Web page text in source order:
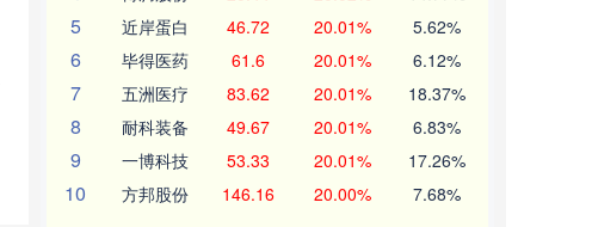
5 近岸蛋白 46.72 20.01% 5.62%
6 毕得医药 61.6 20.01% 6.12%
7 五洲医疗 83.62 20.01% 18.37%
8 耐科装备 49.67 20.01% 6.83%
9 一博科技 53.33 20.01% 17.26%
10 方邦股份 146.16 20.00% 7.68%